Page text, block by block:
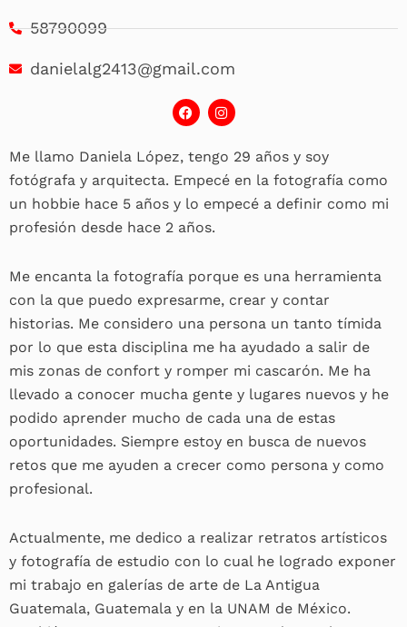
58790099
danielalg2413@gmail.com
F
a
b
o
k
I
n
a
g
r
a
m
Me llamo Daniela López, tengo 29 años y soy
fotógrafa y arquitecta. Empecé en la fotografía como
un hobbie hace 5 años y lo empecé a definir como mi
profesión desde hace 2 años.
Me encanta la fotografía porque es una herramienta
con la que puedo expresarme, crear y contar
historias. Me considero una persona un tanto tímida
por lo que esta disciplina me ha ayudado a salir de
mis zonas de confort y romper mi cascarón. Me ha
llevado a conocer mucha gente y lugares nuevos y he
podido aprender mucho de cada una de estas
oportunidades. Siempre estoy en busca de nuevos
retos que me ayuden a crecer como persona y como
profesional.
Actualmente, me dedico a realizar retratos artísticos
y fotografía de estudio con lo cual he logrado exponer
mi trabajo en galerías de arte de La Antigua
Guatemala, Guatemala y en la UNAM de México.